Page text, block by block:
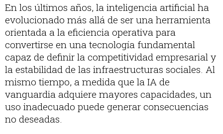
En los últimos años, la inteligencia artificial ha
evolucionado más allá de ser una herramienta
orientada a la eficiencia operativa para
convertirse en una tecnología fundamental
capaz de definir la competitividad empresarial y
la estabilidad de las infraestructuras sociales. Al
mismo tiempo, a medida que la IA de
vanguardia adquiere mayores capacidades, un
uso inadecuado puede generar consecuencias
no deseadas.